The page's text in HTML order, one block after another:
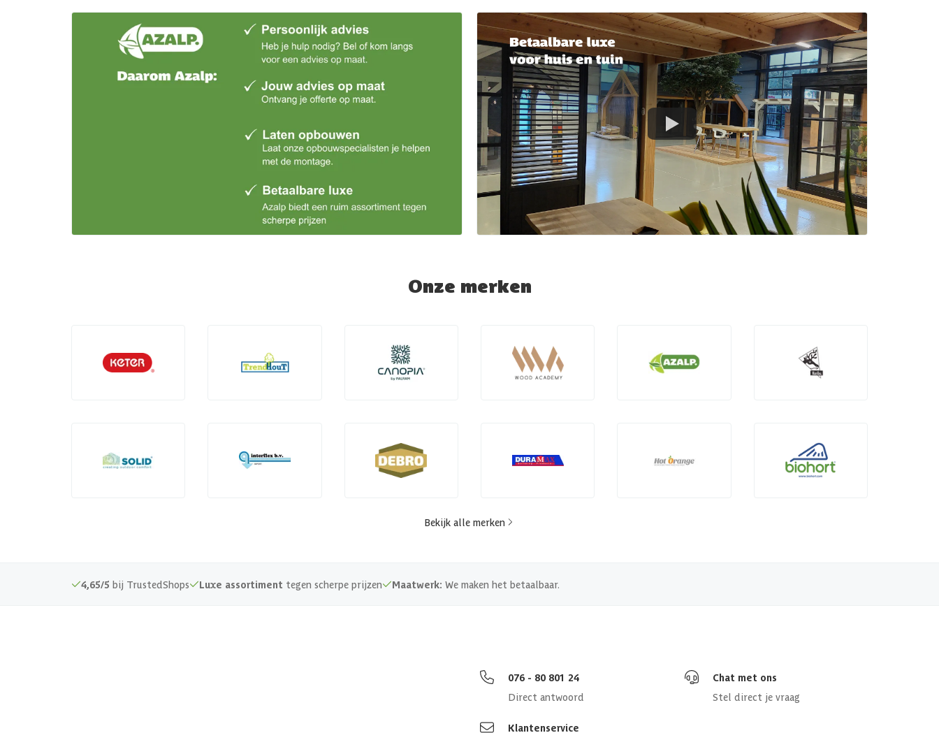
Onze merken
Bekijk alle merken
4,65/5 bij TrustedShops Luxe assortiment tegen scherpe prijzen Maatwerk: We maken het betaalbaar.
076 - 80 801 24
Direct antwoord
Chat met ons
Stel direct je vraag
Klantenservice